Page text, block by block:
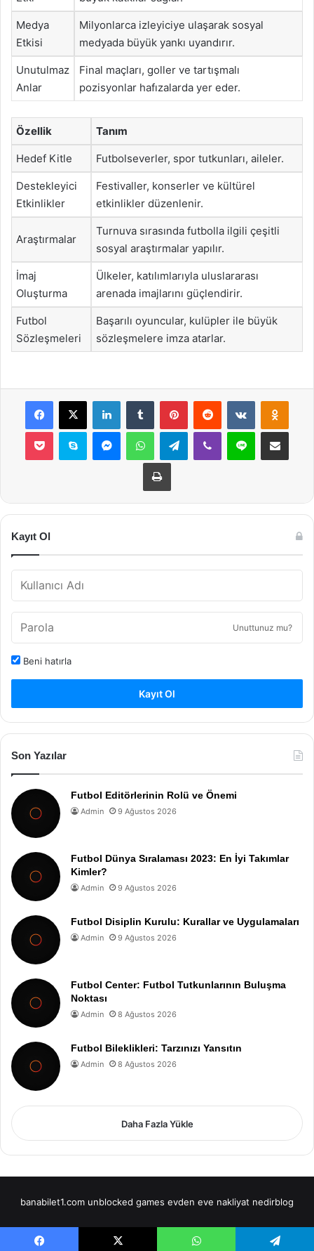
Medya
Etkisi
Milyonlarca izleyiciye ulaşarak sosyal
medyada büyük yankı uyandırır.
Unutulmaz
Anlar
Final maçları, goller ve tartışmalı
pozisyonlar hafızalarda yer eder.
Özellik Tanım
Hedef Kitle Futbolseverler, spor tutkunları, aileler.
Destekleyici
Etkinlikler
Festivaller, konserler ve kültürel
etkinlikler düzenlenir.
Araştırmalar
Turnuva sırasında futbolla ilgili çeşitli
sosyal araştırmalar yapılır.
İmaj
Oluşturma
Ülkeler, katılımlarıyla uluslararası
arenada imajlarını güçlendirir.
Futbol
Sözleşmeleri
Başarılı oyuncular, kulüpler ile büyük
sözleşmelere imza atarlar.
Facebook
X LinkedInTumblr PinterestReddit VKontakte
Pocket Skype MessengerWhatsAppTelegramViber Line E-Posta ile
Yazdır
Kayıt Ol
Unuttunuz mu?
Beni hatırla
Kayıt Ol
Son Yazılar
Futbol Editörlerinin Rolü ve Önemi
Admin 9 Ağustos 2026
Futbol Dünya Sıralaması 2023: En İyi Takımlar
Kimler?
Admin 9 Ağustos 2026
Futbol Disiplin Kurulu: Kurallar ve Uygulamaları
Admin 9 Ağustos 2026
Futbol Center: Futbol Tutkunlarının Buluşma
Noktası
Admin 8 Ağustos 2026
Futbol Bileklikleri: Tarzınızı Yansıtın
Admin 8 Ağustos 2026
Daha Fazla Yükle
banabilet1.com unblocked games evden eve nakliyat nedirblog